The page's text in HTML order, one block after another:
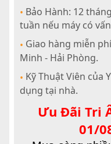
• Bảo Hành: 12
tuần nếu máy có
• Giao hàng miễn
Minh - Hải Phòng.
• Kỹ Thuật Viên của
dụng tại nhà.
Ưu Đãi Tri
01/